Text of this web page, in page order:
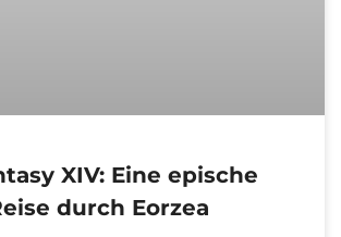
XIV: Eine epische
durch Eorzea